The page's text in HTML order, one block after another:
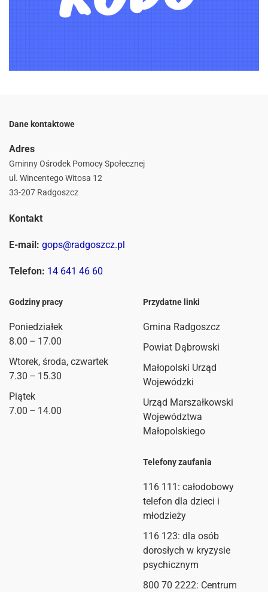
Dane kontaktowe
Adres
Gminny Ośrodek Pomocy Społecznej
ul. Wincentego Witosa 12
33-207 Radgoszcz
Kontakt
E-mail: gops@radgoszcz.pl
Telefon: 14 641 46 60
Godziny pracy
Poniedziałek
8.00 – 17.00
Wtorek, środa, czwartek
7.30 – 15.30
Piątek
7.00 – 14.00
Przydatne linki
Gmina Radgoszcz
Powiat Dąbrowski
Małopolski Urząd
Wojewódzki
Urząd Marszałkowski
Województwa
Małopolskiego
Telefony zaufania
116 111 : całodobowy
telefon dla dzieci i
młodzieży
116 123: dla osób
dorosłych w kryzysie
psychicznym
800 70 2222: Centrum